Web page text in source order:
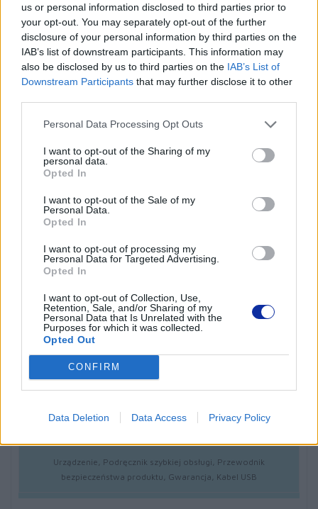
us or personal information disclosed to third parties prior to
your opt-out. You may separately opt-out of the further
disclosure of your personal information by third parties on the
IAB’s list of downstream participants. This information may
also be disclosed by us to third parties on the IAB’s List of
Downstream Participants that may further disclose it to other
Personal Data Processing Opt Outs
I want to opt-out of the Sharing of my
personal data.
Opted In
I want to opt-out of the Sale of my
Personal Data.
Opted In
I want to opt-out of processing my
Personal Data for Targeted Advertising.
Opted In
I want to opt-out of Collection, Use,
Retention, Sale, and/or Sharing of my
Personal Data that Is Unrelated with the
Purposes for which it was collected.
Opted Out
CONFIRM
Data Deletion Data Access Privacy Policy
Linux ( SANE), Windows (Windows 11, Windows 10, TWAIN, WIA,
Windows 8.1, Windows Server 2019, 2016, 2012R2, 2012 &
2008R2), Macintosh (10.14.x, ICA, macOS), Odwiedź stronę
support.brother.com, aby uzyskać pełną listę obsługiwanych
systemów operacyjnych oraz pobrać najnowsze sterowniki i
oprogramowanie.
Narzędzia do zarządzania flotą
Dostarczone oprogramowanie
PaperPort, Kofax Power PDF Standard v3, Zdalna konfiguracja,
NewSoft Presto! Bizcard 6), Oprogramowanie Macintosh
Presto! Bizcard 7), Narzędzia
Materiały eksploatacyjne i akcesoria
Akcesoria opcjonalne
Arkusz nośny A3
Urządzenie, Podręcznik szybkiej obsługi, Przewodnik
bezpieczeństwa produktu, Gwarancja, Kabel USB